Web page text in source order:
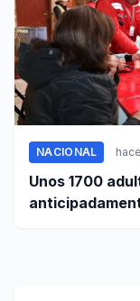
NACIONAL
Unos 1700